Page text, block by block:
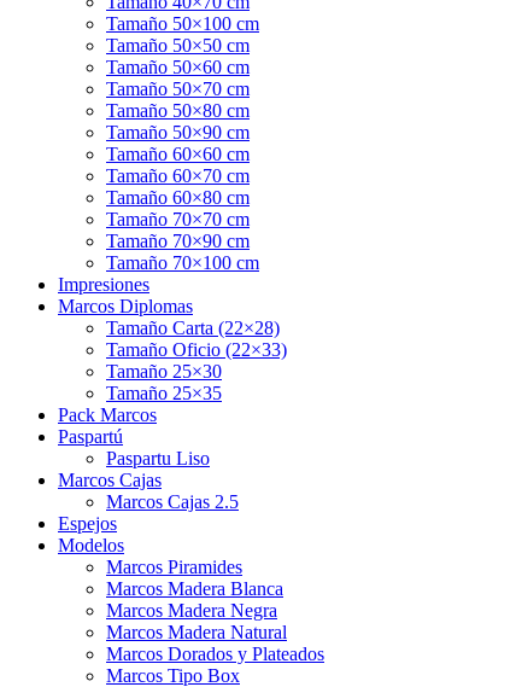
Tamaño 50×100 cm
Tamaño 50×50 cm
Tamaño 50×60 cm
Tamaño 50×70 cm
Tamaño 50×80 cm
Tamaño 50×90 cm
Tamaño 60×60 cm
Tamaño 60×70 cm
Tamaño 60×80 cm
Tamaño 70×70 cm
Tamaño 70×90 cm
Tamaño 70×100 cm
Impresiones
Marcos Diplomas
Tamaño Carta (22×28)
Tamaño Oficio (22×33)
Tamaño 25×30
Tamaño 25×35
Pack Marcos
Paspartú
Paspartu Liso
Marcos Cajas
Marcos Cajas 2.5
Espejos
Modelos
Marcos Piramides
Marcos Madera Blanca
Marcos Madera Negra
Marcos Madera Natural
Marcos Dorados y Plateados
Marcos Tipo Box